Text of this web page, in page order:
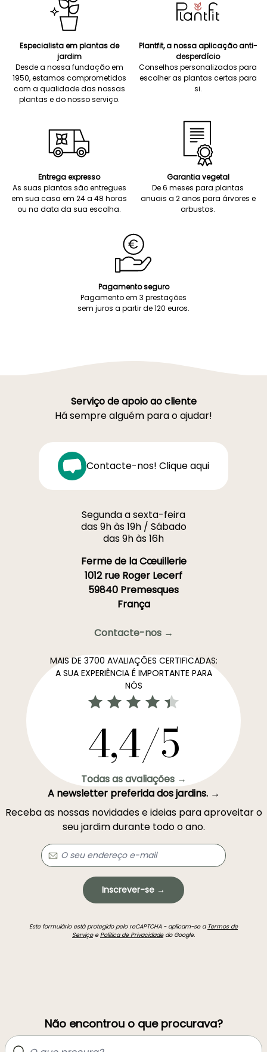
Especialista em plantas de
jardim
Desde a nossa fundação em
1950, estamos comprometidos
com a qualidade das nossas
plantas e do nosso serviço.
Plantfit, a nossa aplicação anti-
desperdício
Conselhos personalizados para
escolher as plantas certas para
si.
Entrega expresso
As suas plantas são entregues
em sua casa em 24 a 48 horas
ou na data da sua escolha.
Garantia vegetal
De 6 meses para plantas
anuais a 2 anos para árvores e
arbustos.
Pagamento seguro
Pagamento em 3 prestações
sem juros a partir de 120 euros.
Serviço de apoio ao cliente
Há sempre alguém para o ajudar!
Contacte-nos! Clique aqui
Segunda a sexta-feira
das 9h às 19h / Sábado
das 9h às 16h
Ferme de la Cœuillerie
1012 rue Roger Lecerf
59840 Premesques
França
Contacte-nos →
MAIS DE 3700 AVALIAÇÕES CERTIFICADAS:
A SUA EXPERIÊNCIA É IMPORTANTE PARA
NÓS
4,4/5
Todas as avaliações →
A newsletter preferida dos jardins. →
Receba as nossas novidades e ideias para aproveitar o
seu jardim durante todo o ano.
Inscrever-se →
Este formulário está protegido pelo reCAPTCHA - aplicam-se a Termos de
ServiçoePolítica de Privacidadedo Google.
Não encontrou o que procurava?